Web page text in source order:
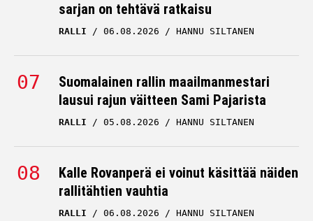
sarjan on tehtävä ratkaisu
RALLI 06.08.2026 HANNU SILTANEN
Suomalainen rallin maailmanmestari
lausui rajun väitteen Sami Pajarista
RALLI 05.08.2026 HANNU SILTANEN
Kalle Rovanperä ei voinut käsittää näiden
rallitähtien vauhtia
RALLI 06.08.2026 HANNU SILTANEN